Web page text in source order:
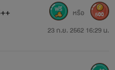
เมื่อถูกดูถูก
35++
23 ก.ย. 2562 16:29 น.
หรือ 500